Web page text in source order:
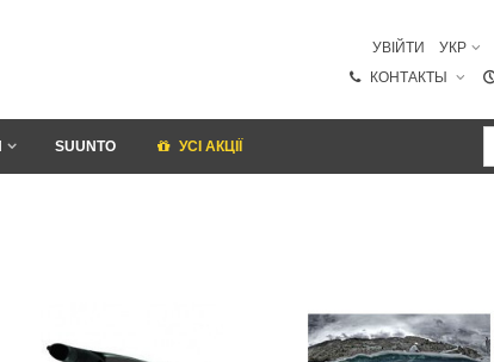
УКР
УВІЙТИ
КОНТАКТЫ
SUUNTO УСI АКЦІЇ